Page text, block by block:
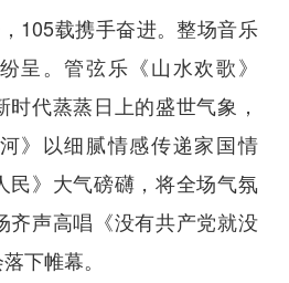
载携手奋进。整场音乐
呈。管弦乐《山水欢歌》
时代蒸蒸日上的盛世气象，
》以细腻情感传递家国情
民》大气磅礴，将全场气氛
齐声高唱《没有共产党就没
下帷幕。